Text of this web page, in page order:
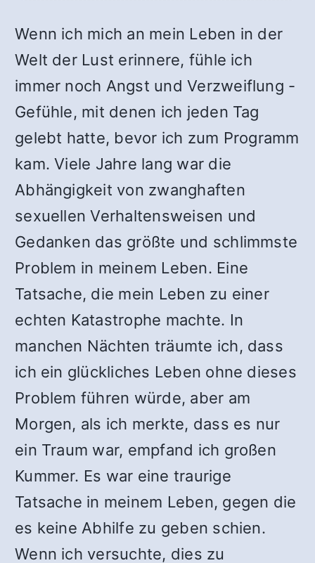
Wenn ich mich an mein Leben in der
Welt der Lust erinnere, fühle ich
immer noch Angst und Verzweiflung -
Gefühle, mit denen ich jeden Tag
gelebt hatte, bevor ich zum Programm
kam. Viele Jahre lang war die
Abhängigkeit von zwanghaften
sexuellen Verhaltensweisen und
Gedanken das größte und schlimmste
Problem in meinem Leben. Eine
Tatsache, die mein Leben zu einer
echten Katastrophe machte. In
manchen Nächten träumte ich, dass
ich ein glückliches Leben ohne dieses
Problem führen würde, aber am
Morgen, als ich merkte, dass es nur
ein Traum war, empfand ich großen
Kummer. Es war eine traurige
Tatsache in meinem Leben, gegen die
es keine Abhilfe zu geben schien.
Wenn ich versuchte, dies zu